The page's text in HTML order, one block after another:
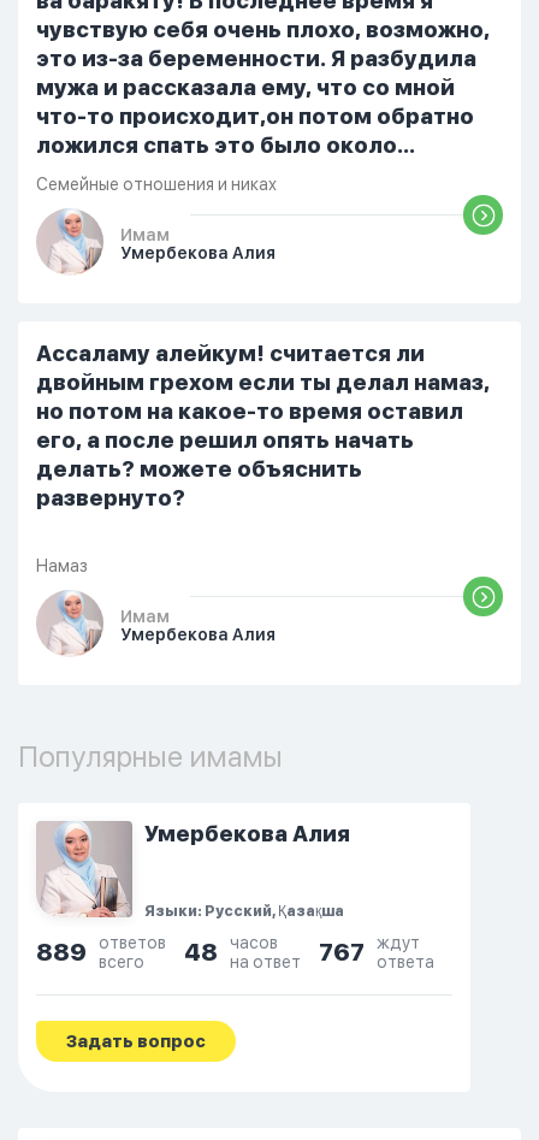
чувствую себя очень плохо, возможно,
это из-за беременности. Я разбудила
мужа и рассказала ему, что со мной
что-то происходит,он потом обратно
ложился спать это было около
одиннадцати вечера. Но я снова
разбудила его, сказав, что мне плохо.
Он ответил: «Я живу с больными». Мне
стало очень обидно, и я решила
проснулся и спросил, что случилось. И
я рассказала о своих проблемах. Затем
я сказала ему:...
Семейные отношения и никах
Имам
Умербекова Алия
Ассаламу алейкум! считается ли
двойным грехом если ты делал намаз,
но потом на какое-то время оставил
его, а после решил опять начать
делать? можете объяснить
развернуто?
Намаз
Имам
Умербекова Алия
Популярные имамы
Умербекова Алия
Языки: Русский, Қазақша
889
ответов
всего
48
часов
на ответ
767
ждут
ответа
Задать вопрос